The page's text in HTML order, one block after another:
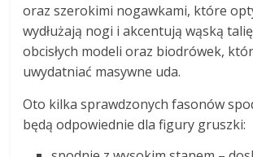
oraz szerokimi nogawkami, które
wydłużają nogi i akcentują wąską
obcisłych modeli oraz biodrówek,
uwydatniać masywne uda.
Oto kilka sprawdzonych fasonów
będą odpowiednie dla figury gruszki: